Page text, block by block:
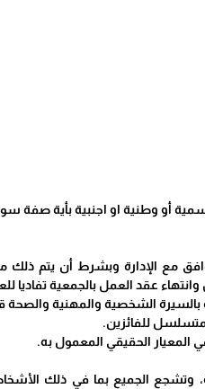
أو وطنية او اجنبية بأية صفة
مع الإدارة وبشرط أن
عقد العمل بالجمعية تفاديا
الشخصية والمهنية والصحة
للفائزين.
المعيار الحقيقي المعمول به.
وتشجع الجميع بما في ذلك